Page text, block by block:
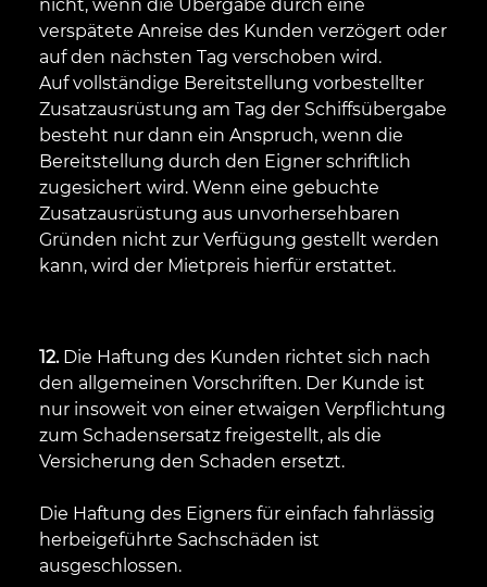
nicht, wenn die Übergabe durch eine
verspätete Anreise des Kunden verzögert oder
auf den nächsten Tag verschoben wird.
Auf vollständige Bereitstellung vorbestellter
Zusatzausrüstung am Tag der Schiffsübergabe
besteht nur dann ein Anspruch, wenn die
Bereitstellung durch den Eigner schriftlich
zugesichert wird. Wenn eine gebuchte
Zusatzausrüstung aus unvorhersehbaren
Gründen nicht zur Verfügung gestellt werden
kann, wird der Mietpreis hierfür erstattet.
12.Die Haftung des Kunden richtet sich nach
den allgemeinen Vorschriften. Der Kunde ist
nur insoweit von einer etwaigen Verpflichtung
zum Schadensersatz freigestellt, als die
Versicherung den Schaden ersetzt.
Die Haftung des Eigners für einfach fahrlässig
herbeigeführte Sachschäden ist
ausgeschlossen.